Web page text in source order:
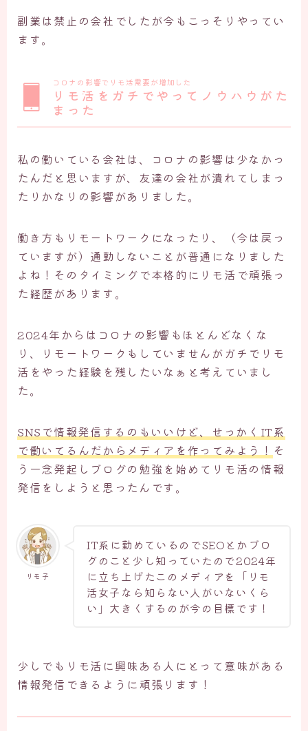
副業は禁止の会社でしたが今もこっそりやってい
ます。
コロナの影響でリモ活需要が増加した
リモ活をガチでやってノウハウがた
まった
私の働いている会社は、コロナの影響は少なかっ
たんだと思いますが、友達の会社が潰れてしまっ
たりかなりの影響がありました。
働き方もリモートワークになったり、（今は戻っ
ていますが）通勤しないことが普通になりました
よね！そのタイミングで本格的にリモ活で頑張っ
た経歴があります。
2024年からはコロナの影響もほとんどなくな
り、リモートワークもしていませんがガチでリモ
活をやった経験を残したいなぁと考えていまし
た。
SNSで情報発信するのもいいけど、せっかくIT系
で働いてるんだからメディアを作ってみよう！ そ
う一念発起しブログの勉強を始めてリモ活の情報
発信をしようと思ったんです。
リモ子
IT系に勤めているのでSEOとかブロ
グのこと少し知っていたので2024年
に立ち上げたこのメディアを「リモ
活女子なら知らない人がいないくら
い」大きくするのが今の目標です！
少しでもリモ活に興味ある人にとって意味がある
情報発信できるように頑張ります！